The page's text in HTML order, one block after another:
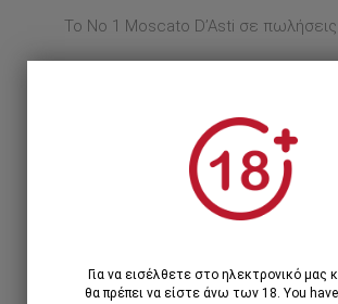
Το Νο 1 Moscato D’Asti σε πωλήσεις
12,80€
141,24€ 153,60€
Για να εισέλθετε στο ηλεκτρονικό μας
θα πρέπει να είστε άνω των 18. You